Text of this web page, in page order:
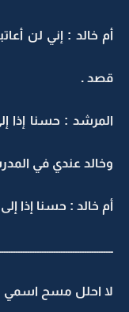
أم خالد : إني لن
قصد .
المرشد : حسنا إذا
وخالد عندي في
أم خالد : حسنا إذا إلى
لا احلل مسح اسمي